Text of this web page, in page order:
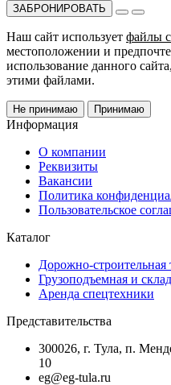
ЗАБРОНИРОВАТЬ
Наш сайт использует файлы
местоположении и
использование данного
этими файлами.
Не принимаю Принимаю
Информация
О компании
Реквизиты
Вакансии
Политика
Пользовательское
Каталог
Дорожно-строительная
Грузоподъемная и
Аренда спецтехники
Представительства
300026, г. Тула, п.
10
eg@eg-tula.ru